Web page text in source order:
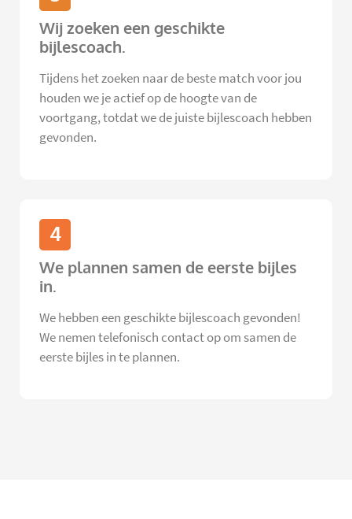
Wij zoeken een geschikte
bijlescoach.
Tijdens het zoeken naar de beste match voor jou
houden we je actief op de hoogte van de
voortgang, totdat we de juiste bijlescoach hebben
gevonden.
4
We plannen samen de eerste bijles
in.
We hebben een geschikte bijlescoach gevonden!
We nemen telefonisch contact op om samen de
eerste bijles in te plannen.